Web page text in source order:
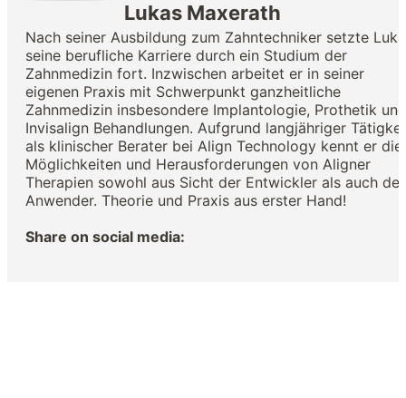
Lukas Maxerath
Nach seiner Ausbildung zum Zahntechniker setzte
seine berufliche Karriere durch ein Studium der
Zahnmedizin fort. Inzwischen arbeitet er in seiner
eigenen Praxis mit Schwerpunkt ganzheitliche
Zahnmedizin insbesondere Implantologie, Prothetik und
Invisalign Behandlungen. Aufgrund langjähriger
als klinischer Berater bei Align Technology kennt er die
Möglichkeiten und Herausforderungen von Aligner
Therapien sowohl aus Sicht der Entwickler als auch der
Anwender. Theorie und Praxis aus erster Hand!
Share on social media: